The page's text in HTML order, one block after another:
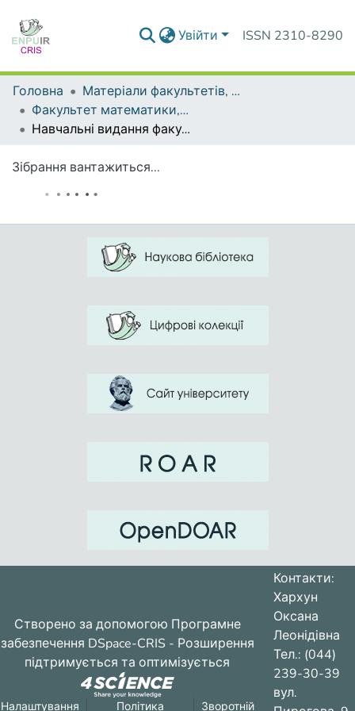
Увійти ISSN 2310-8290
Головна
Матеріали факультетів, інститутів, підрозділів
Факультет математики, інформатики та фізики
Навчальні видання факультету математики, інформатики та фізики
Зібрання вантажиться...
Створено за допомогою Програмне
забезпечення DSpace-CRIS - Розширення
підтримується та оптимізується
Налаштування Політика Зворотній
Контакти:
Хархун
Оксана
Леонідівна
Тел.: (044)
239-30-39
вул.